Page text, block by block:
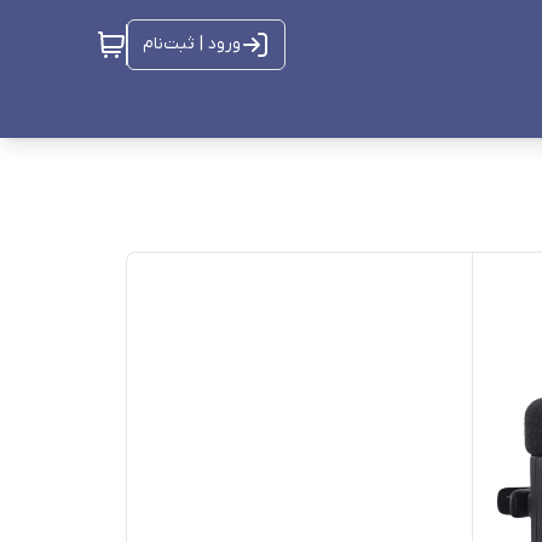
ورود | ثبت‌نام